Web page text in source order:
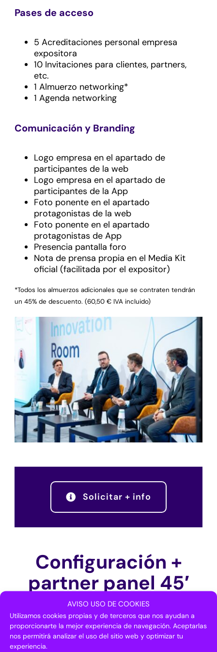
AVISO USO DE COOKIES
Utilizamos cookies propias y de terceros que nos ayudan a
proporcionarte la mejor experiencia de navegación. Aceptarlas
nos permitirá analizar el uso del sitio web y optimizar tu
experiencia.
Pases de acceso
5 Acreditaciones personal empresa
expositora
10 Invitaciones para clientes, partners,
etc.
1 Almuerzo networking*
1 Agenda networking
Comunicación y Branding
Logo empresa en el apartado de
participantes de la web
Logo empresa en el apartado de
participantes de la App
Foto ponente en el apartado
protagonistas de la web
Foto ponente en el apartado
protagonistas de App
Presencia pantalla foro
Nota de prensa propia en el Media Kit
oficial (facilitada por el expositor)
*Todos los almuerzos adicionales que se contraten tendrán
un 45% de descuento. (60,50 € IVA incluido)
Solicitar + info
Configuración +
partner panel 45′
6.900€ + 10% IVA
10% dto. Contratando antes del 30/11/26